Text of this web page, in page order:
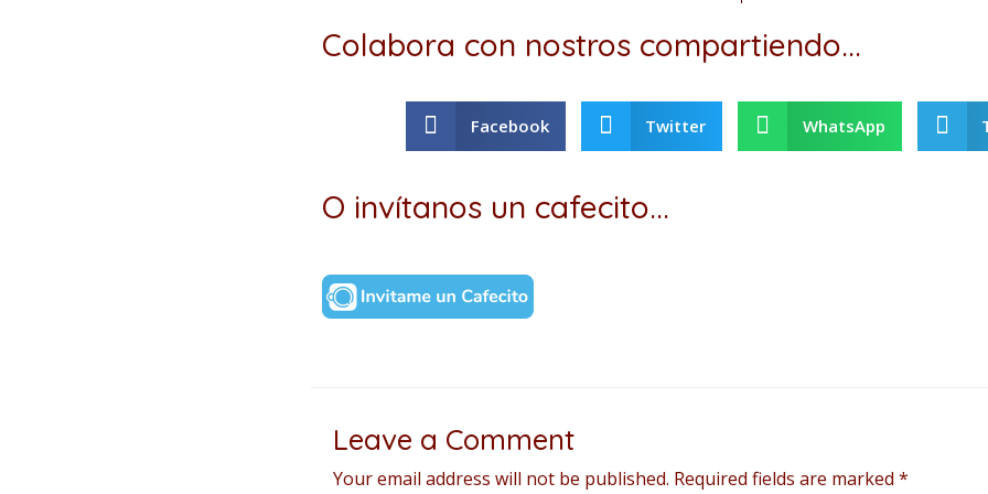
Colabora con nostros compartiendo...
Facebook Twitter WhatsApp
O invítanos un cafecito...
Leave a Comment
Your email address will not be published. Required fields are marked *